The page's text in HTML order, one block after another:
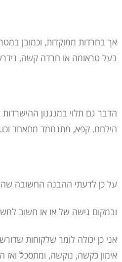
אך בחרדות ממוקדות, וכמובן
בעל טראומה או חרדה קשה,
הילחם, קפא, מתנחמד מתאחד
על כן לדעתי ההבנה החשובה
ובמקום גישה של או או חשוב
אני כן יכולה לומר שלקוחות
אימון כקשה, נוקשה, ומתסכלֿ